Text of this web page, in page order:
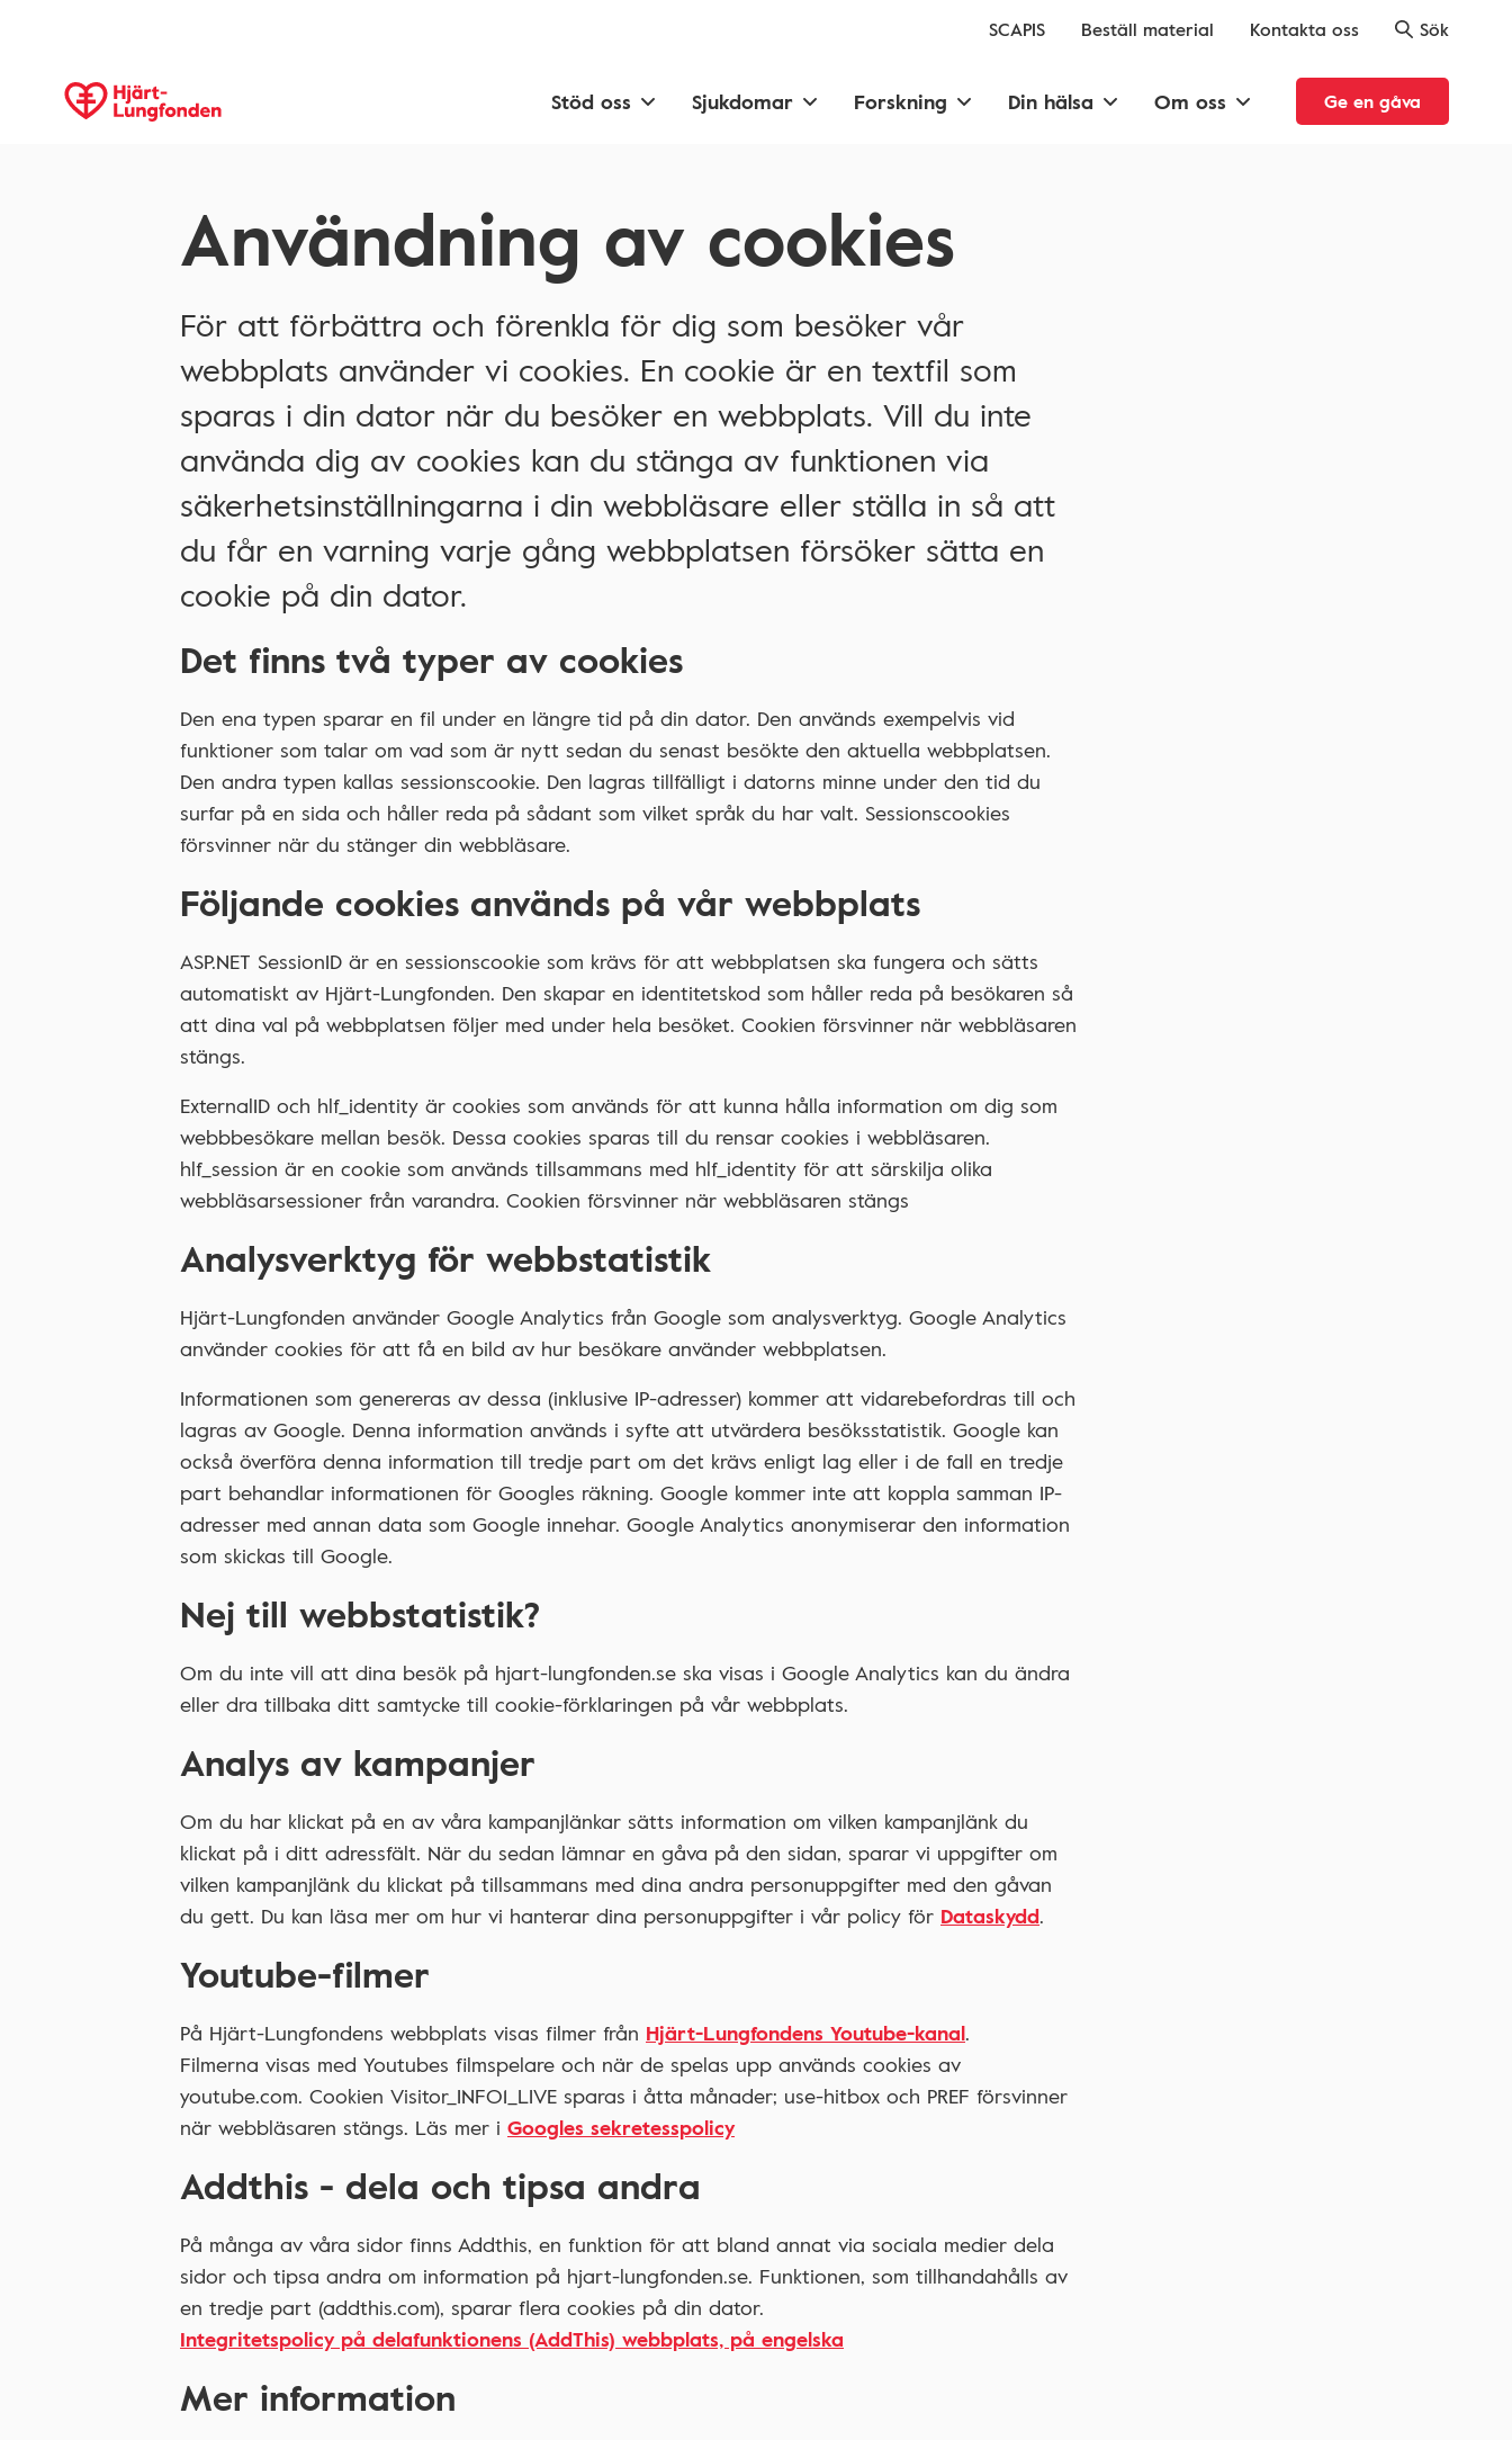
SCAPIS Beställ material Kontakta oss Sök
Stöd oss Sjukdomar Forskning Din hälsa Om oss Ge en gåva
Användning av cookies
För att förbättra och förenkla för dig som besöker vår
webbplats använder vi cookies. En cookie är en textfil som
sparas i din dator när du besöker en webbplats. Vill du inte
använda dig av cookies kan du stänga av funktionen via
säkerhetsinställningarna i din webbläsare eller ställa in så att
du får en varning varje gång webbplatsen försöker sätta en
cookie på din dator.
Det finns två typer av cookies
Den ena typen sparar en fil under en längre tid på din dator. Den används exempelvis vid
funktioner som talar om vad som är nytt sedan du senast besökte den aktuella webbplatsen.
Den andra typen kallas sessionscookie. Den lagras tillfälligt i datorns minne under den tid du
surfar på en sida och håller reda på sådant som vilket språk du har valt. Sessionscookies
försvinner när du stänger din webbläsare.
Följande cookies används på vår webbplats
ASP.NET SessionID är en sessionscookie som krävs för att webbplatsen ska fungera och sätts
automatiskt av Hjärt-Lungfonden. Den skapar en identitetskod som håller reda på besökaren så
att dina val på webbplatsen följer med under hela besöket. Cookien försvinner när webbläsaren
stängs.
ExternalID och hlf_identity är cookies som används för att kunna hålla information om dig som
webbbesökare mellan besök. Dessa cookies sparas till du rensar cookies i webbläsaren.
hlf_session är en cookie som används tillsammans med hlf_identity för att särskilja olika
webbläsarsessioner från varandra. Cookien försvinner när webbläsaren stängs
Analysverktyg för webbstatistik
Hjärt-Lungfonden använder Google Analytics från Google som analysverktyg. Google Analytics
använder cookies för att få en bild av hur besökare använder webbplatsen.
Informationen som genereras av dessa (inklusive IP-adresser) kommer att vidarebefordras till och
lagras av Google. Denna information används i syfte att utvärdera besöksstatistik. Google kan
också överföra denna information till tredje part om det krävs enligt lag eller i de fall en tredje
part behandlar informationen för Googles räkning. Google kommer inte att koppla samman IP-
adresser med annan data som Google innehar. Google Analytics anonymiserar den information
som skickas till Google.
Nej till webbstatistik?
Om du inte vill att dina besök på hjart-lungfonden.se ska visas i Google Analytics kan du ändra
eller dra tillbaka ditt samtycke till cookie-förklaringen på vår webbplats.
Analys av kampanjer
Om du har klickat på en av våra kampanjlänkar sätts information om vilken kampanjlänk du
klickat på i ditt adressfält. När du sedan lämnar en gåva på den sidan, sparar vi uppgifter om
vilken kampanjlänk du klickat på tillsammans med dina andra personuppgifter med den gåvan
du gett. Du kan läsa mer om hur vi hanterar dina personuppgifter i vår policy för Dataskydd.
Youtube-filmer
På Hjärt-Lungfondens webbplats visas filmer från Hjärt-Lungfondens Youtube-kanal.
Filmerna visas med Youtubes filmspelare och när de spelas upp används cookies av
youtube.com. Cookien Visitor_INFO1_LIVE sparas i åtta månader; use-hitbox och PREF försvinner
när webbläsaren stängs. Läs mer i Googles sekretesspolicy
Addthis - dela och tipsa andra
På många av våra sidor finns Addthis, en funktion för att bland annat via sociala medier dela
sidor och tipsa andra om information på hjart-lungfonden.se. Funktionen, som tillhandahålls av
en tredje part (addthis.com), sparar flera cookies på din dator.
Integritetspolicy på delafunktionens (AddThis) webbplats, på engelska
Mer information